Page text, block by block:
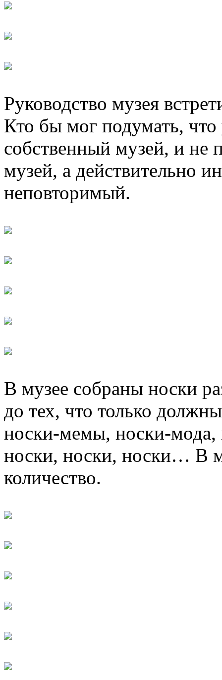
Руководство музея
Кто бы мог подумать, что
собственный музей, и не
музей, а действительно
неповторимый.
В музее собраны носки
до тех, что только
носки-мемы, носки-мода,
носки, носки, носки… В
количество.